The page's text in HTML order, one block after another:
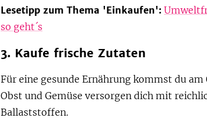
Lesetipp zum Thema 'Einkaufen':
so geht´s
3. Kaufe frische Zutaten
Für eine gesunde Ernährung kommst du
Obst und Gemüse versorgen dich mit
Ballaststoffen.